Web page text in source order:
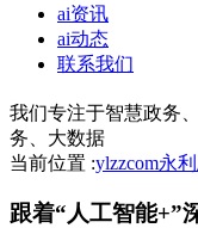
ai资讯
ai动态
联系我们
我们专注于智慧政务
务、大数据
当前位置 :ylzzcom永
跟着“人工智能+”